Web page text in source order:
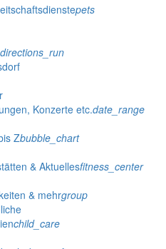
pets
directions_run
Konzerte etc.date_range
Zbubble_chart
& Aktuellesfitness_center
& mehrgroup
child_care